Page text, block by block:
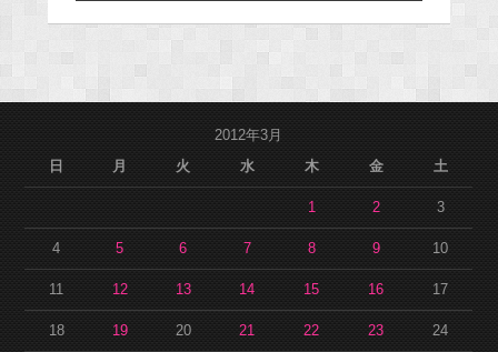
2012年3月
日
月 火 水 木 金 土
1 2 3
4 5 6 7 8 9 10
11 12 13 14 15 16 17
18 19 20 21 22 23 24